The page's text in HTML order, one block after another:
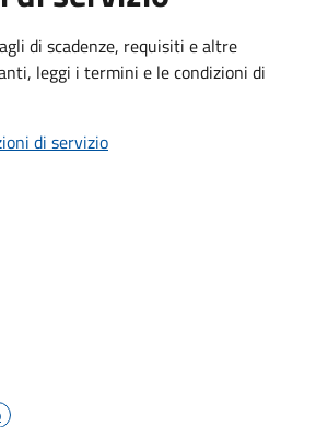
di scadenze, requisiti e altre
leggi i termini e le condizioni di
di servizio